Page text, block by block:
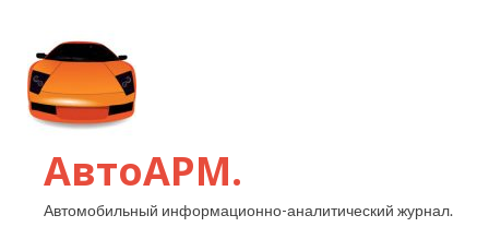
АвтоАРМ.
Автомобильный информационно-аналитический журнал.